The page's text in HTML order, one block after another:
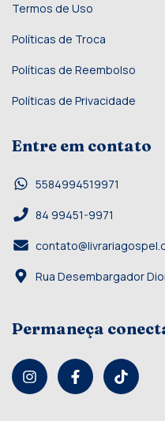
Termos de Uso
Políticas de Troca
Políticas de Reembolso
Políticas de Privacidade
Entre em contato
5584994519971
84 99451-9971
Rua Desembargador
Permaneça